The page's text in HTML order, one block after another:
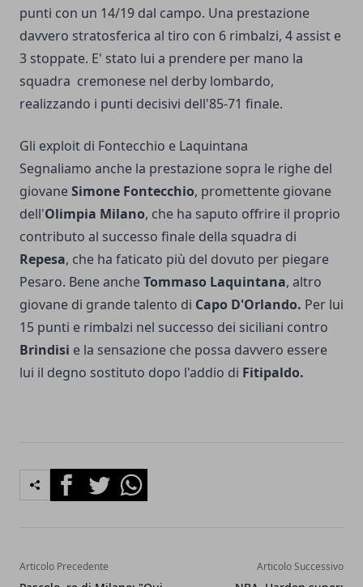
punti con un 14/19 dal campo. Una prestazione
davvero stratosferica al tiro con 6 rimbalzi, 4 assist e
3 stoppate. E' stato lui a prendere per mano la
squadra cremonese nel derby lombardo,
realizzando i punti decisivi dell'85-71 finale.
Gli exploit di Fontecchio e Laquintana
Segnaliamo anche la prestazione sopra le righe del
giovaneSimone Fontecchio, promettente giovane
dell'Olimpia Milano, che ha saputo offrire il proprio
contributo al successo finale della squadra di
Repesa, che ha faticato più del dovuto per piegare
Pesaro. Bene ancheTommaso Laquintana, altro
giovane di grande talento di Capo D'Orlando. Per lui
15 punti e rimbalzi nel successo dei siciliani contro
Brindisi e la sensazione che possa davvero essere
lui il degno sostituto dopo l'addio di Fitipaldo.
FacebookTwitterWhatsapp
Articolo Precedente Articolo Successivo